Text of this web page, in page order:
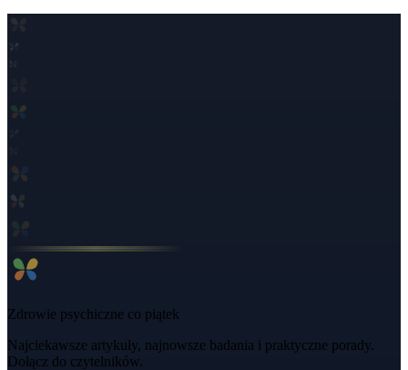
Zdrowie psychiczne co piątek
Najciekawsze artykuły, najnowsze badania i praktyczne porady.
Dołącz do czytelników.